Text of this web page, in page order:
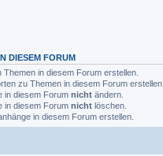
DIESEM FORUM
Themen in diesem Forum erstellen.
zu Themen in diesem Forum erstellen.
in diesem Forum nicht ändern.
in diesem Forum nicht löschen.
in diesem Forum erstellen.